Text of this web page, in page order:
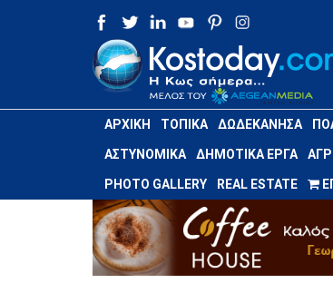
ΑΡΧΙΚΉ ΤΟΠΙΚΆ ΔΩΔΕΚΆΝΗΣΑ
ΑΣΤΥΝΟΜΙΚΆ ΔΗΜΟΤΙΚΆ ΈΡΓΑ
PHOTO GALLERY REAL ESTATE